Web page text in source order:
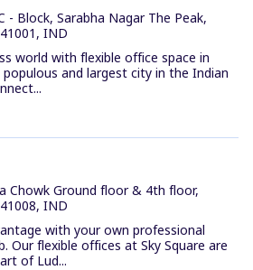
- Block, Sarabha Nagar The Peak,
IND
world with flexible office space in
and largest city in the Indian
Chowk Ground floor & 4th floor,
IND
with your own professional
Our flexible offices at Sky Square are
of Lud...